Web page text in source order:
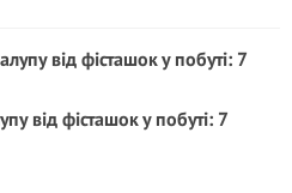
від фісташок у побуті: 7